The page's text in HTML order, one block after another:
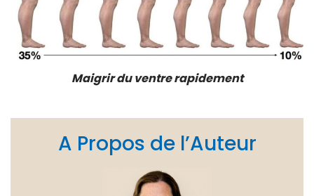
Maigrir du ventre rapidement
A Propos de l’Auteur